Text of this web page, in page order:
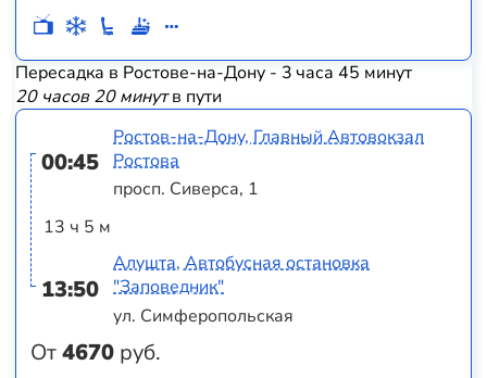
Пересадка в Ростове-на-Дону - 3 часа 45 минут
20 часов 20 минутв пути
00:45
13 ч 5 м
13:50
От4670 руб.
Ростов-на-Дону, Главный Автовокзал
Ростова
просп. Сиверса, 1
Алушта, Автобусная остановка
"Заповедник"
ул. Симферопольская